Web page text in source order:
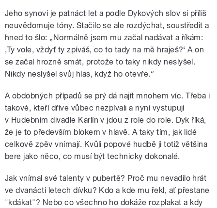
Jeho synovi je patnáct let a podle Dykových slov si příliš
neuvědomuje tóny. Stačilo se ale rozdýchat, soustředit a
hned to šlo: „Normálně jsem mu začal nadávat a říkám:
‚Ty vole, vždyť ty zpíváš, co to tady na mě hraješ?‘ A on
se začal hrozně smát, protože to taky nikdy neslyšel.
Nikdy neslyšel svůj hlas, když ho otevře.”
A obdobných případů se prý dá najít mnohem víc. Třeba i
takové, kteří dříve vůbec nezpívali a nyní vystupují
v Hudebním divadle Karlín v jdou z role do role. Dyk říká,
že je to především blokem v hlavě. A taky tím, jak lidé
celkově zpěv vnímají. Kvůli popové hudbě ji totiž většina
bere jako něco, co musí být technicky dokonalé.
Jak vnímal své talenty v pubertě? Proč mu nevadilo hrát
ve dvanácti letech dívku? Kdo a kde mu řekl, ať přestane
"kdákat"? Nebo co všechno ho dokáže rozplakat a kdy